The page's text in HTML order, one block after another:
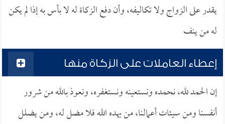
يقدر على الزواج ولا تكاليفه، وأن دفع الزكاة له لا بأس به إذا لم يكن
له من ينف
إعطاء العاملات على الزكاة منها
إن الحمد لله، نحمده ونستعينه ونستغفره، ونعوذ بالله من شرور
أنفسنا ومن سيئات أعمالنا، من يهده الله فلا مضل له، ومن يضلل